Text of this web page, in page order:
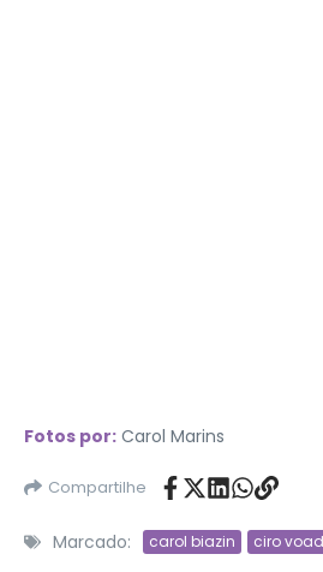
Fotos por: Carol Marins
Compartilhe
Marcado: carol biazin ciro